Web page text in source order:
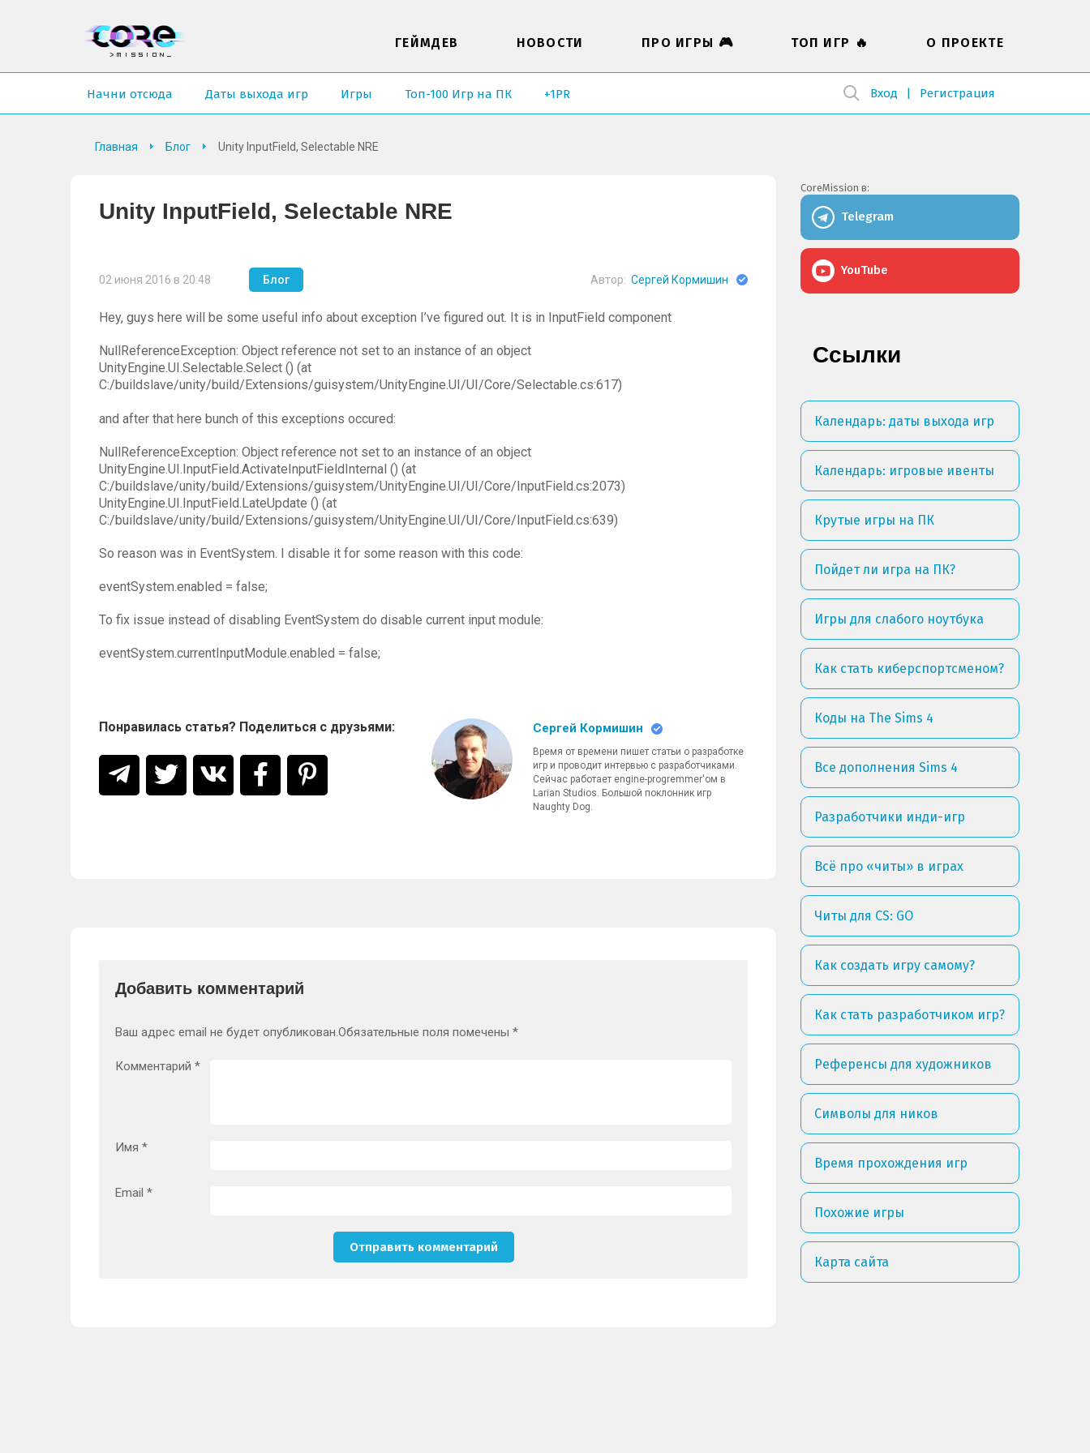
Вход Регистрация
ГЕЙМДЕВ НОВОСТИ ПРО ИГРЫ 🎮 ТОП ИГР 🔥 О ПРОЕКТЕ
Начни отсюда Даты выхода игр Игры Топ-100 Игр на ПК +1PR
Главная Блог Unity InputField, Selectable NRE
Unity InputField, Selectable NRE
02 июня 2016 в 20:48 Блог Автор: Сергей Кормишин
Hey, guys here will be some useful info about exception I’ve figured out. It is in InputField component
NullReferenceException: Object reference not set to an instance of an object
UnityEngine.UI.Selectable.Select () (at
C:/buildslave/unity/build/Extensions/guisystem/UnityEngine.UI/UI/Core/Selectable.cs:617)
and after that here bunch of this exceptions occured:
NullReferenceException: Object reference not set to an instance of an object
UnityEngine.UI.InputField.ActivateInputFieldInternal () (at
C:/buildslave/unity/build/Extensions/guisystem/UnityEngine.UI/UI/Core/InputField.cs:2073)
UnityEngine.UI.InputField.LateUpdate () (at
C:/buildslave/unity/build/Extensions/guisystem/UnityEngine.UI/UI/Core/InputField.cs:639)
So reason was in EventSystem. I disable it for some reason with this code:
eventSystem.enabled = false;
To fix issue instead of disabling EventSystem do disable current input module:
eventSystem.currentInputModule.enabled = false;
Понравилась статья? Поделиться с друзьями: Сергей Кормишин
Время от времени пишет статьи о разработке
игр и проводит интервью с разработчиками.
Сейчас работает engine-progremmer'ом в
Larian Studios. Большой поклонник игр
Naughty Dog.
Добавить комментарий
Ваш адрес email не будет опубликован.Обязательные поля помечены *
Комментарий *
Имя *
Email *
CoreMission в:
Telegram
YouTube
Ссылки
Календарь: даты выхода игр
Календарь: игровые ивенты
Крутые игры на ПК
Пойдет ли игра на ПК?
Игры для слабого ноутбука
Как стать киберспортсменом?
Коды на The Sims 4
Все дополнения Sims 4
Разработчики инди-игр
Всё про «читы» в играх
Читы для CS: GO
Как создать игру самому?
Как стать разработчиком игр?
Референсы для художников
Символы для ников
Время прохождения игр
Похожие игры
Карта сайта